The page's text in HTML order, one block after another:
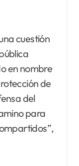
cuestión
en nombre
de
del
para